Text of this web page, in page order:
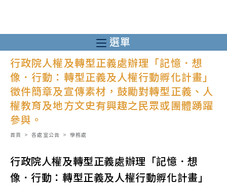
至
主
內
容
選單
行政院人權及轉型正義處辦理「記憶．想
像．行動：轉型正義及人權行動孵化計畫」
徵件簡章及宣傳素材，鼓勵對轉型正義、人
權教育及地方文史有興趣之民眾或團體踴躍
參與。
首頁 > 各處室公告 > 學務處
行政院人權及轉型正義處辦理「記憶．想
像．行動：轉型正義及人權行動孵化計畫」